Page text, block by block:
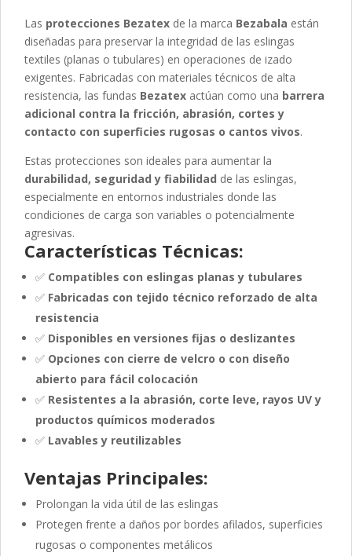
Las protecciones Bezatex de la marca Bezabala están
diseñadas para preservar la integridad de las eslingas
textiles (planas o tubulares) en operaciones de izado
exigentes. Fabricadas con materiales técnicos de alta
resistencia, las fundas Bezatex actúan como una barrera
adicional contra la fricción, abrasión, cortes y
contacto con superficies rugosas o cantos vivos.
Estas protecciones son ideales para aumentar la
durabilidad, seguridad y fiabilidad de las eslingas,
especialmente en entornos industriales donde las
condiciones de carga son variables o potencialmente
agresivas.
Características Técnicas:
✅ Compatibles con eslingas planas y tubulares
✅ Fabricadas con tejido técnico reforzado de alta
resistencia
✅ Disponibles en versiones fijas o deslizantes
✅ Opciones con cierre de velcro o con diseño
abierto para fácil colocación
✅ Resistentes a la abrasión, corte leve, rayos UV y
productos químicos moderados
✅ Lavables y reutilizables
Ventajas Principales:
Prolongan la vida útil de las eslingas
Protegen frente a daños por bordes afilados, superficies
rugosas o componentes metálicos